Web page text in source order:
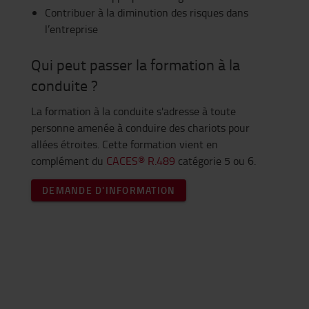
Contribuer à la diminution des risques dans
l’entreprise
Qui peut passer la formation à la
conduite ?
La formation à la conduite s'adresse à toute
personne amenée à conduire des chariots pour
allées étroites. Cette formation vient en
complément du CACES® R.489 catégorie 5 ou 6.
DEMANDE D'INFORMATION